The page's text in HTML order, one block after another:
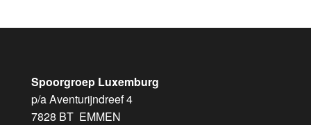
Spoorgroep Luxemburg
p/a Aventurijndreef 4
7828 BT EMMEN